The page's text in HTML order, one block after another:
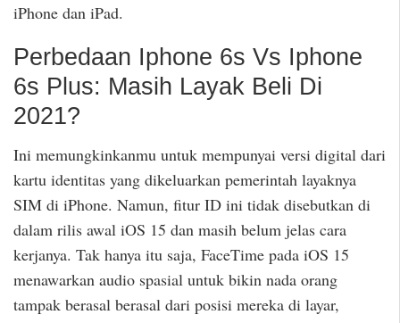
iPhone dan iPad.
Perbedaan Iphone 6s Vs Iphone
6s Plus: Masih Layak Beli Di
2021?
Ini memungkinkanmu untuk mempunyai versi digital dari
kartu identitas yang dikeluarkan pemerintah layaknya
SIM di iPhone. Namun, fitur ID ini tidak disebutkan di
dalam rilis awal iOS 15 dan masih belum jelas cara
kerjanya. Tak hanya itu saja, FaceTime pada iOS 15
menawarkan audio spasial untuk bikin nada orang
tampak berasal berasal dari posisi mereka di layar,